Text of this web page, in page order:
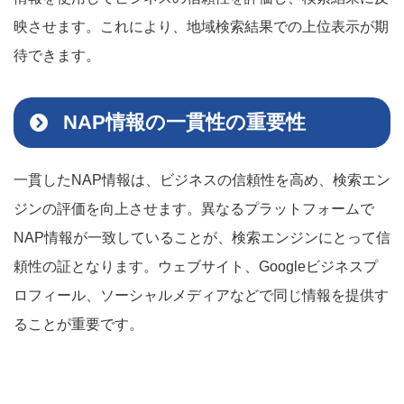
映させます。これにより、地域検索結果での上位表示が期
待できます。
NAP情報の一貫性の重要性
一貫したNAP情報は、ビジネスの信頼性を高め、検索エン
ジンの評価を向上させます。異なるプラットフォームで
NAP情報が一致していることが、検索エンジンにとって信
頼性の証となります。ウェブサイト、Googleビジネスプ
ロフィール、ソーシャルメディアなどで同じ情報を提供す
ることが重要です。